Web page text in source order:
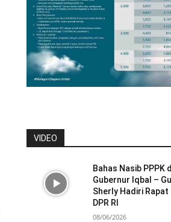
VIDEO
Bahas Nasib PPPK
Gubernur Iqbal –
Sherly Hadiri Rapat
DPR RI
08/06/2026